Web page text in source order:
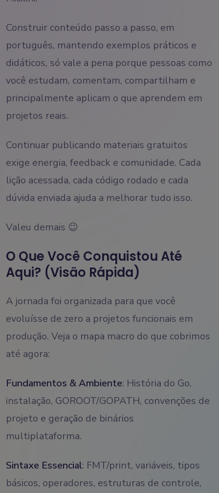
Construir conteúdo passo a passo, em
português, mantendo exemplos práticos e
didáticos, só vale a pena porque pessoas como
você estudam, comentam, compartilham e
principalmente aplicam o que aprendem em
projetos reais.
Continuar publicando materiais gratuitos
exige energia, feedback e comunidade. Cada
lição acessada, cada código rodado e cada
dúvida enviada ajuda a melhorar tudo isso.
Valeu demais 😉
O Que Você Conquistou Até
Aqui? (Visão Rápida)
A jornada foi organizada para que você
evoluísse de zero a projetos funcionais em
produção. Veja o mapa macro do que cobrimos
até agora:
Fundamentos & Ambiente: História do Go,
instalação, GOROOT/GOPATH, convenções de
projeto e geração de binários
multiplataforma.
Sintaxe Essencial: FMT/print, variáveis, tipos
básicos, operadores, estruturas de controle,